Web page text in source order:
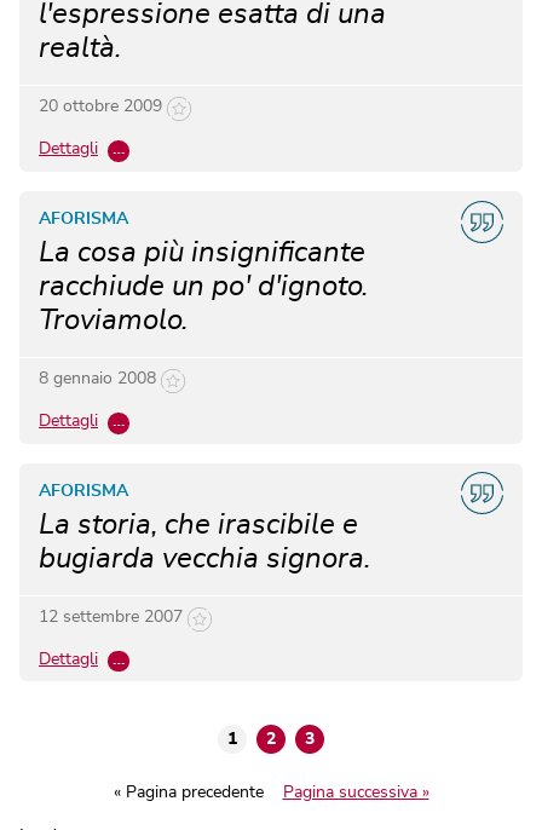
l'espressione esatta di una
realtà.
20 ottobre 2009
Dettagli …
La cosa più insignificante
racchiude un po' d'ignoto.
Troviamolo.
AFORISMA
8 gennaio 2008
Dettagli …
La storia, che irascibile e
bugiarda vecchia signora.
AFORISMA
12 settembre 2007
Dettagli …
1 2 3
« Pagina precedente Pagina successiva »